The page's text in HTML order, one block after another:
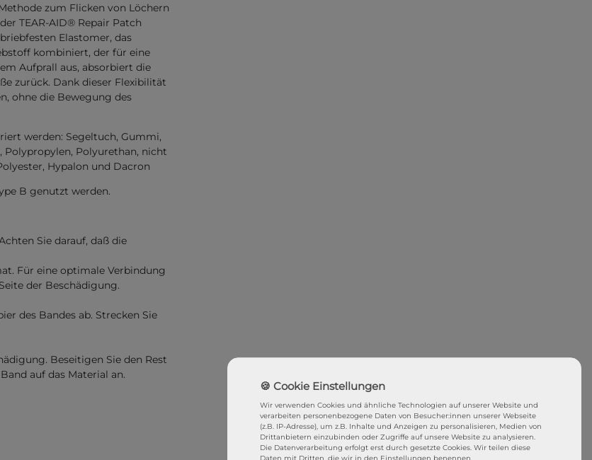
zum Flicken von Löchern
TEAR-AID® Repair Patch
Elastomer, das
kombiniert, der für eine
Aufprall aus, absorbiert die
zurück. Dank dieser Flexibilität
ohne die Bewegung des
werden: Segeltuch, Gummi,
Polypropylen, Polyurethan, nicht
Hypalon und Dacron
B genutzt werden.
Sie darauf, daß die
Für eine optimale Verbindung
der Beschädigung.
des Bandes ab. Strecken Sie
Beseitigen Sie den Rest
auf das Material an.
Wir verwenden Cookies und ähnliche Technologien auf unserer Website und
verarbeiten personenbezogene Daten von Besucher:innen unserer Webseite
(z.B. IP-Adresse), um z.B. Inhalte und Anzeigen zu personalisieren, Medien von
Drittanbietern einzubinden oder Zugriffe auf unsere Website zu analysieren.
Die Datenverarbeitung erfolgt erst durch gesetzte Cookies. Wir teilen diese
Daten mit Dritten, die wir in den Einstellungen benennen.